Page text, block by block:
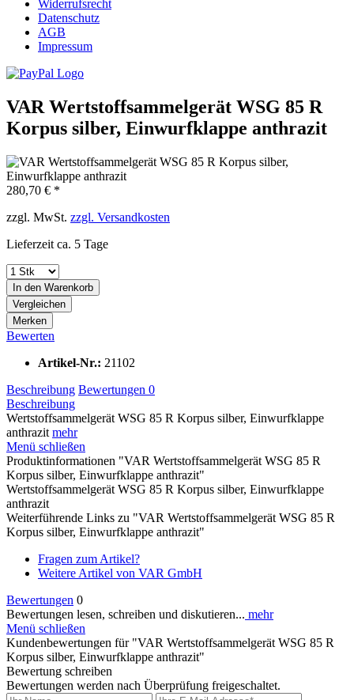
Widerrufsrecht
Datenschutz
AGB
Impressum
VAR Wertstoffsammelgerät WSG 85 R
Korpus silber, Einwurfklappe anthrazit
280,70 € *
zzgl. MwSt. zzgl. Versandkosten
Lieferzeit ca. 5 Tage
In den Warenkorb
Vergleichen
Merken
Bewerten
Artikel-Nr.: 21102
Beschreibung Bewertungen 0
Beschreibung
Wertstoffsammelgerät WSG 85 R Korpus silber, Einwurfklappe
anthrazit mehr
Menü schließen
Produktinformationen "VAR Wertstoffsammelgerät WSG 85 R
Korpus silber, Einwurfklappe anthrazit"
Wertstoffsammelgerät WSG 85 R Korpus silber, Einwurfklappe
anthrazit
Weiterführende Links zu "VAR Wertstoffsammelgerät WSG 85 R
Korpus silber, Einwurfklappe anthrazit"
Fragen zum Artikel?
Weitere Artikel von VAR GmbH
Bewertungen 0
Bewertungen lesen, schreiben und diskutieren... mehr
Menü schließen
Kundenbewertungen für "VAR Wertstoffsammelgerät WSG 85 R
Korpus silber, Einwurfklappe anthrazit"
Bewertung schreiben
Bewertungen werden nach Überprüfung freigeschaltet.